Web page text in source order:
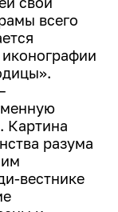
всего
Картина
разума
вестнике